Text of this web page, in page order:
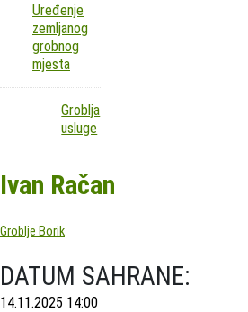
Uređenje
zemljanog
grobnog
mjesta
Groblja
usluge
Ivan Račan
Groblje Borik
DATUM SAHRANE:
14.11.2025 14:00